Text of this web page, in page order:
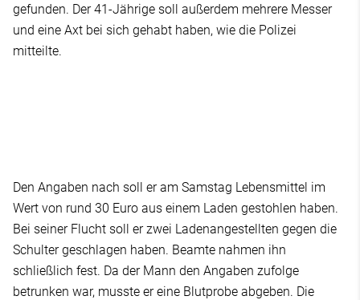
gefunden. Der 41-Jährige soll außerdem mehrere Messer
und eine Axt bei sich gehabt haben, wie die Polizei
mitteilte.
Den Angaben nach soll er am Samstag Lebensmittel im
Wert von rund 30 Euro aus einem Laden gestohlen haben.
Bei seiner Flucht soll er zwei Ladenangestellten gegen die
Schulter geschlagen haben. Beamte nahmen ihn
schließlich fest. Da der Mann den Angaben zufolge
betrunken war, musste er eine Blutprobe abgeben. Die